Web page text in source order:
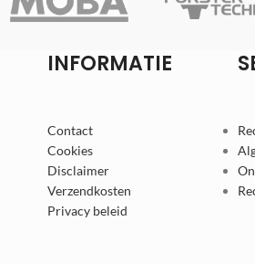
INFORMATIE
Contact
Cookies
Disclaimer
Verzendkosten
Privacy beleid